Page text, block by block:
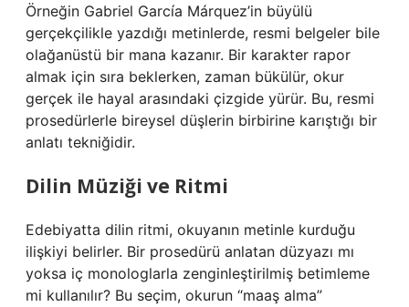
Örneğin Gabriel García Márquez’in büyülü
gerçekçilikle yazdığı metinlerde, resmi belgeler bile
olağanüstü bir mana kazanır. Bir karakter rapor
almak için sıra beklerken, zaman bükülür, okur
gerçek ile hayal arasındaki çizgide yürür. Bu, resmi
prosedürlerle bireysel düşlerin birbirine karıştığı bir
anlatı tekniğidir.
Dilin Müziği ve Ritmi
Edebiyatta dilin ritmi, okuyanın metinle kurduğu
ilişkiyi belirler. Bir prosedürü anlatan düzyazı mı
yoksa iç monologlarla zenginleştirilmiş betimleme
mi kullanılır? Bu seçim, okurun “maaş alma”